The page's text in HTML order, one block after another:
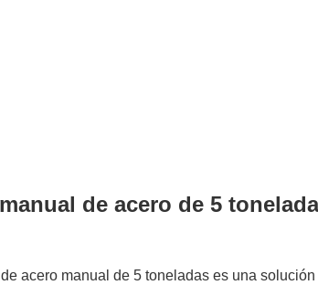
de acero de 5
acero manual de 5 toneladas es una